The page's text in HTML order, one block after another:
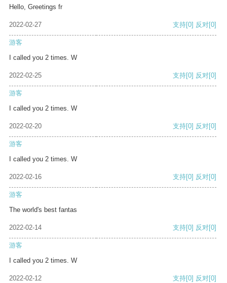
Hello, Greetings fr
2022-02-27 支持[0] 反对[0]
游客
I called you 2 times. W
2022-02-25 支持[0] 反对[0]
游客
I called you 2 times. W
2022-02-20 支持[0] 反对[0]
游客
I called you 2 times. W
2022-02-16 支持[0] 反对[0]
游客
The world's best fantas
2022-02-14 支持[0] 反对[0]
游客
I called you 2 times. W
2022-02-12 支持[0] 反对[0]